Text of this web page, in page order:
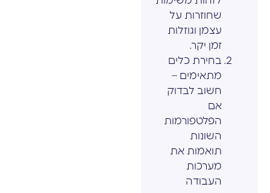
שחוזרות על
עצמן וגוזלות
זמן יקר.
בחירת כלים
מתאימים –
חשוב לבדוק
אם
הפלטפורמות
השונות
תואמות את
מערכות
העבודה